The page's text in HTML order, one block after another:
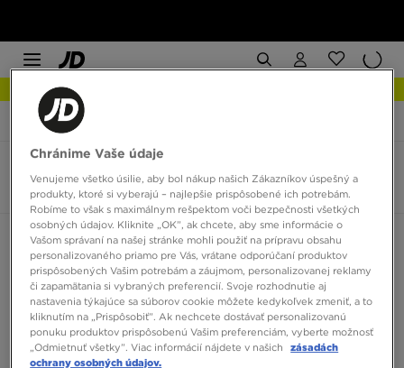
JD Sports Asics Gel Venture 6
Asics Gel Venture 6
4 produkty
Zoradiť:Odporúčané Filtrovať
Chránime Vaše údaje
Venujeme všetko úsilie, aby bol nákup našich Zákazníkov úspešný a
produkty, ktoré si vyberajú – najlepšie prispôsobené ich potrebám.
Robíme to však s maximálnym rešpektom voči bezpečnosti všetkých
osobných údajov. Kliknite „OK”, ak chcete, aby sme informácie o
Vašom správaní na našej stránke mohli použiť na prípravu obsahu
personalizovaného priamo pre Vás, vrátane odporúčaní produktov
prispôsobených Vašim potrebám a záujmom, personalizovanej reklamy
či zapamätania si vybraných preferencií. Svoje rozhodnutie aj
nastavenia týkajúce sa súborov cookie môžete kedykoľvek zmeniť, a to
kliknutím na „Prispôsobiť”. Ak nechcete dostávať personalizovanú
ponuku produktov prispôsobenú Vašim preferenciám, vyberte možnosť
„Odmietnuť všetky”. Viac informácií nájdete v našich
zásadách
ochrany osobných údajov.